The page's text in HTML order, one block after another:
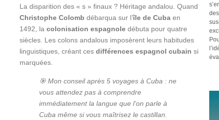
La disparition des « s » finaux ? Héritage andalou. Quand
Christophe Colomb débarqua sur l’île de Cuba en
1492, la colonisation espagnole débuta pour quatre
siècles. Les colons andalous imposèrent leurs habitudes
linguistiques, créant ces différences espagnol cubain si
marquées.
🎯 Mon conseil après 5 voyages à Cuba : ne
vous attendez pas à comprendre
immédiatement la langue que l’on parle à
Cuba même si vous maîtrisez le castillan.